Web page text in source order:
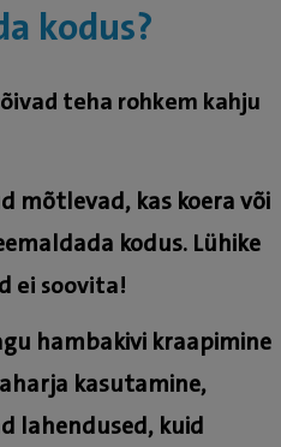
kodus?
teha rohkem kahju
mõtlevad, kas koera või
kodus. Lühike
ei soovita!
hambakivi kraapimine
kasutamine,
lahendused, kuid